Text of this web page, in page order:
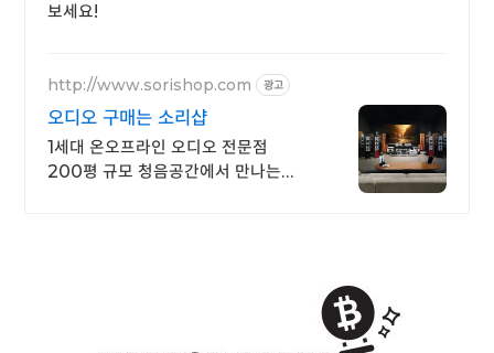
보세요!
http://www.sorishop.com 광고
오디오 구매는 소리샵
1세대 온오프라인 오디오 전문점
200평 규모 청음공간에서 만나는